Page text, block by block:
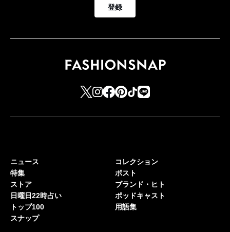
登録
ニュース
特集
ストア
日曜日22時占い
トップ100
スナップ
コレクション
ポスト
ブランド・ヒト
ポッドキャスト
用語集